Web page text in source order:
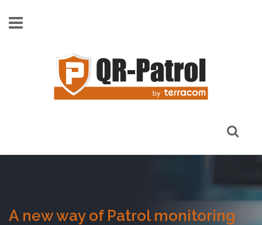
A new way of Patrol monitoring